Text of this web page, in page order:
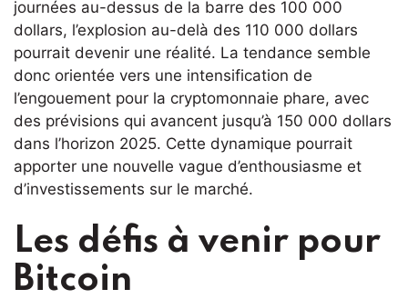
journées au-dessus de la barre des 100 000
dollars, l’explosion au-delà des 110 000 dollars
pourrait devenir une réalité. La tendance semble
donc orientée vers une intensification de
l’engouement pour la cryptomonnaie phare, avec
des prévisions qui avancent jusqu’à 150 000 dollars
dans l’horizon 2025. Cette dynamique pourrait
apporter une nouvelle vague d’enthousiasme et
d’investissements sur le marché.
Les défis à venir pour
Bitcoin